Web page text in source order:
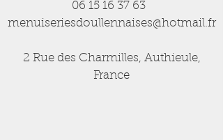
06 15 16 37 63
menuiseriesdoullennaises@hotmail.fr
2 Rue des Charmilles, Authieule,
France